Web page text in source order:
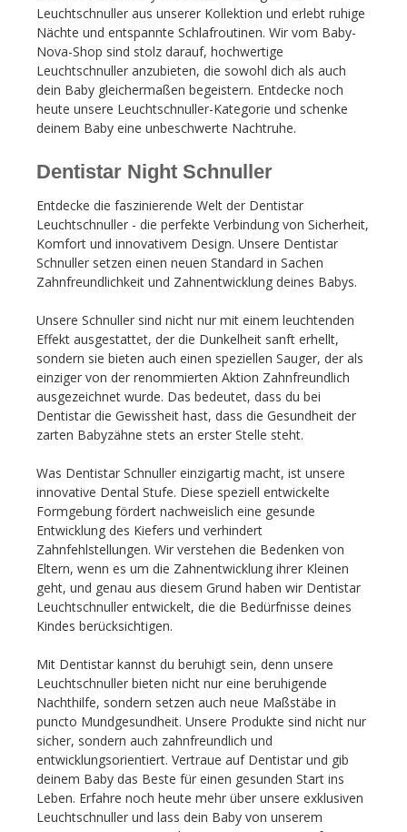
Leuchtschnuller aus unserer Kollektion und erlebt ruhige
Nächte und entspannte Schlafroutinen. Wir vom Baby-
Nova-Shop sind stolz darauf, hochwertige
Leuchtschnuller anzubieten, die sowohl dich als auch
dein Baby gleichermaßen begeistern. Entdecke noch
heute unsere Leuchtschnuller-Kategorie und schenke
deinem Baby eine unbeschwerte Nachtruhe.
Dentistar Night Schnuller
Entdecke die faszinierende Welt der Dentistar
Leuchtschnuller - die perfekte Verbindung von Sicherheit,
Komfort und innovativem Design. Unsere Dentistar
Schnuller setzen einen neuen Standard in Sachen
Zahnfreundlichkeit und Zahnentwicklung deines Babys.
Unsere Schnuller sind nicht nur mit einem leuchtenden
Effekt ausgestattet, der die Dunkelheit sanft erhellt,
sondern sie bieten auch einen speziellen Sauger, der als
einziger von der renommierten Aktion Zahnfreundlich
ausgezeichnet wurde. Das bedeutet, dass du bei
Dentistar die Gewissheit hast, dass die Gesundheit der
zarten Babyzähne stets an erster Stelle steht.
Was Dentistar Schnuller einzigartig macht, ist unsere
innovative Dental Stufe. Diese speziell entwickelte
Formgebung fördert nachweislich eine gesunde
Entwicklung des Kiefers und verhindert
Zahnfehlstellungen. Wir verstehen die Bedenken von
Eltern, wenn es um die Zahnentwicklung ihrer Kleinen
geht, und genau aus diesem Grund haben wir Dentistar
Leuchtschnuller entwickelt, die die Bedürfnisse deines
Kindes berücksichtigen.
Mit Dentistar kannst du beruhigt sein, denn unsere
Leuchtschnuller bieten nicht nur eine beruhigende
Nachthilfe, sondern setzen auch neue Maßstäbe in
puncto Mundgesundheit. Unsere Produkte sind nicht nur
sicher, sondern auch zahnfreundlich und
entwicklungsorientiert. Vertraue auf Dentistar und gib
deinem Baby das Beste für einen gesunden Start ins
Leben. Erfahre noch heute mehr über unsere exklusiven
Leuchtschnuller und lass dein Baby von unserem